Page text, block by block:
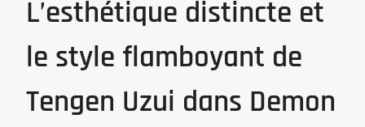
L’esthétique distincte et
le style flamboyant de
Tengen Uzui dans Demon